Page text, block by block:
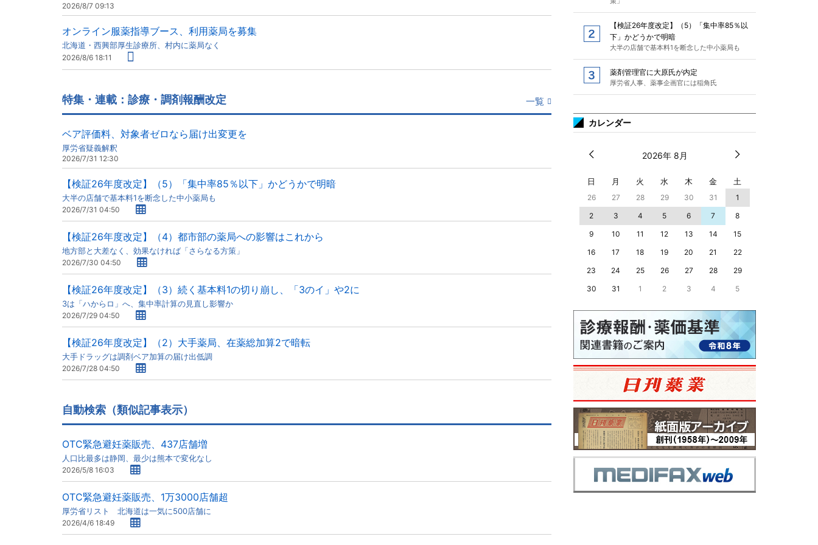
2026/8/7 09:13
オンライン服薬指導ブース、利用薬局を募集
北海道・西興部厚生診療所、村内に薬局なく
2026/8/6 18:11
特集・連載：診療・調剤報酬改定 一覧
ベア評価料、対象者ゼロなら届け出変更を
厚労省疑義解釈
2026/7/31 12:30
【検証26年度改定】（5）「集中率85％以下」かどうかで明暗
大半の店舗で基本料1を断念した中小薬局も
2026/7/31 04:50
【検証26年度改定】（4）都市部の薬局への影響はこれから
地方部と大差なく、効果なければ「さらなる方策」
2026/7/30 04:50
【検証26年度改定】（3）続く基本料1の切り崩し、「3のイ」や2に
3は「ハからロ」へ、集中率計算の見直し影響か
2026/7/29 04:50
【検証26年度改定】（2）大手薬局、在薬総加算2で暗転
大手ドラッグは調剤ベア加算の届け出低調
2026/7/28 04:50
自動検索（類似記事表示）
OTC緊急避妊薬販売、437店舗増
人口比最多は静岡、最少は熊本で変化なし
2026/5/8 16:03
OTC緊急避妊薬販売、1万3000店舗超
厚労省リスト 北海道は一気に500店舗に
2026/4/6 18:49
【検証26年度改定】（5）「集中率85％以
下」かどうかで明暗
大半の店舗で基本料1を断念した中小薬局も
薬剤管理官に大原氏が内定
厚労省人事、薬事企画官には稲角氏
カレンダー
2026年 8月
日 月 火 水 木 金 土
26 27 28 29 30 31
1
2
3 4 5 6 7
8
9
10 11 12 13 14
15
16
17 18 19 20 21
22
23
24 25 26 27 28
29
30
31 1 2 3 4 5